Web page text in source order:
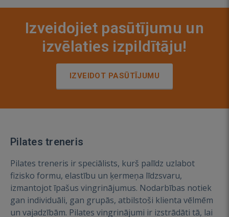
Izveidojiet pasūtījumu un
izvēlaties izpildītāju!
IZVEIDOT PASŪTĪJUMU
Pilates treneris
Pilates treneris ir speciālists, kurš palīdz uzlabot
fizisko formu, elastību un ķermeņa līdzsvaru,
izmantojot īpašus vingrinājumus. Nodarbības notiek
gan individuāli, gan grupās, atbilstoši klienta vēlmēm
un vajadzībām. Pilates vingrinājumi ir izstrādāti tā, lai